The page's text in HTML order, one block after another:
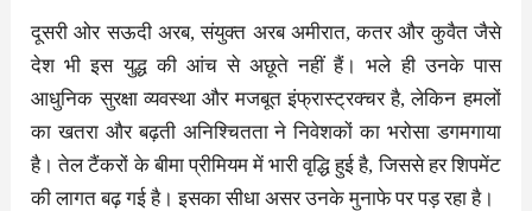
दूसरी ओर सऊदी अरब, संयुक्त अरब अमीरात, कतर और कुवैत जैसे
देश भी इस युद्ध की आंच से अछूते नहीं हैं। भले ही उनके पास
आधुनिक सुरक्षा व्यवस्था और मजबूत इंफ्रास्ट्रक्चर है, लेकिन हमलों
का खतरा और बढ़ती अनिश्चितता ने निवेशकों का भरोसा डगमगाया
है। तेल टैंकरों के बीमा प्रीमियम में भारी वृद्धि हुई है, जिससे हर शिपमेंट
की लागत बढ़ गई है। इसका सीधा असर उनके मुनाफे पर पड़ रहा है।